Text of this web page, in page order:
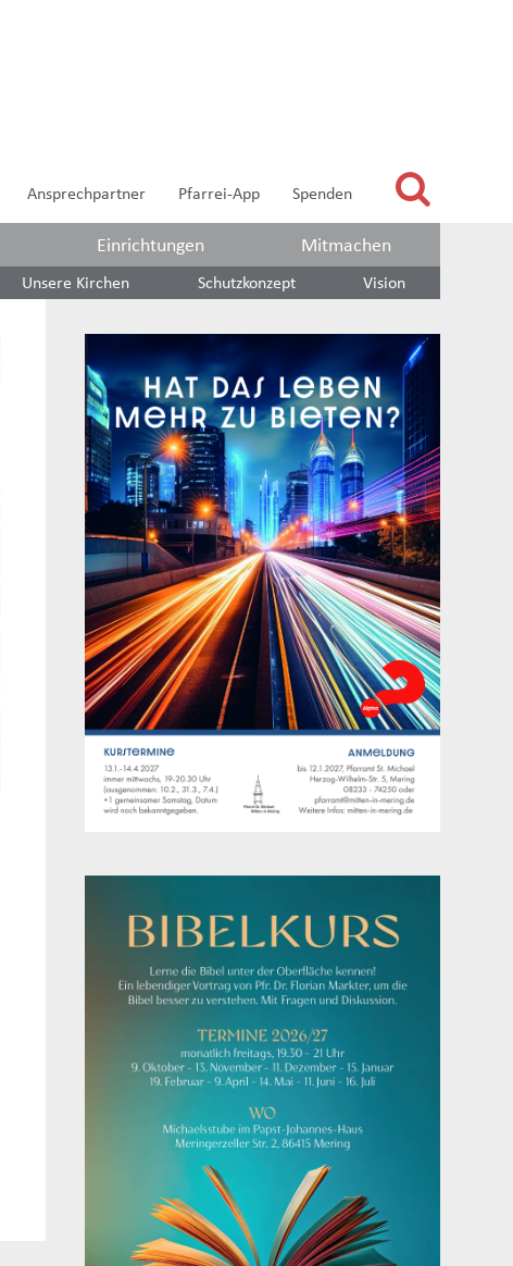
Ansprechpartner Pfarrei-App Spenden
Einrichtungen Mitmachen
Unsere Kirchen Schutzkonzept Vision